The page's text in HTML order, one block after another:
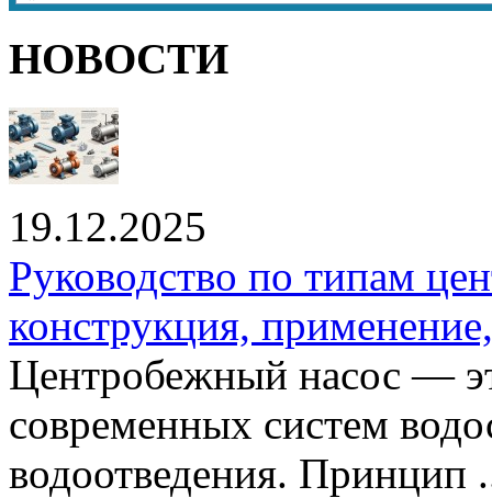
НОВОСТИ
19.12.2025
Руководство по типам
конструкция,
Центробежный насос —
современных систем
водоотведения. Принцип